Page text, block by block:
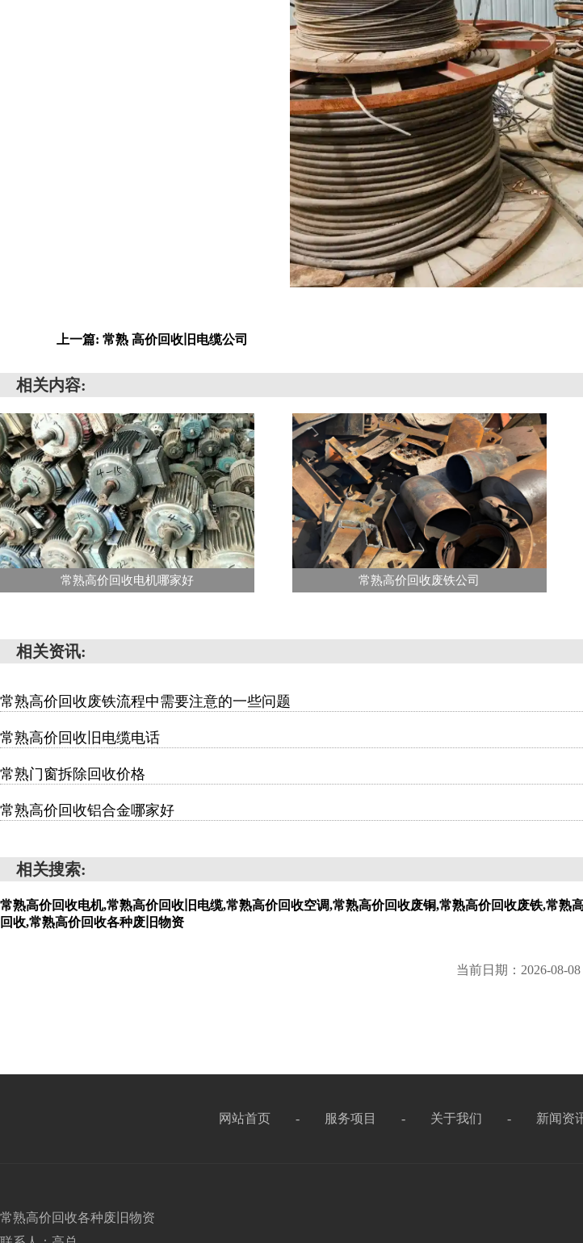
上一篇: 常熟 高价回收旧电缆公司
相关内容:
常熟高价回收电机哪家好 常熟高价回收废铁公司
相关资讯:
常熟高价回收废铁流程中需要注意的一些问题
常熟高价回收旧电缆电话
常熟门窗拆除回收价格
常熟高价回收铝合金哪家好
相关搜索:
常熟高价回收电机,常熟高价回收旧电缆,常熟高价回收空调,常熟高价回收废铜,常熟高价回收废铁,常
回收,常熟高价回收各种废旧物资
当前日期：2026-08-
网站首页 - 服务项目 - 关于我们 - 新闻资
常熟高价回收各种废旧物资